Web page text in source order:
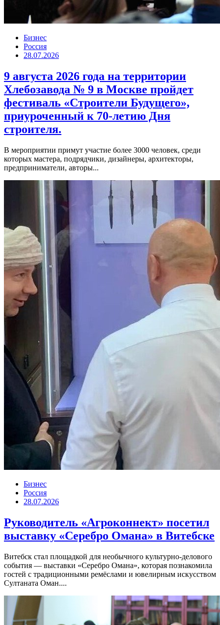
Бизнес
Россия
28.07.2026
9 августа 2026 года на территории
Хлебозавода № 9 в Москве пройдет
фестиваль «Строители Будущего»,
приуроченный к 70-летию Дня
строителя.
В мероприятии примут участие более 3000 человек, среди
которых мастера, подрядчики, дизайнеры, архитекторы,
предприниматели, авторы...
Бизнес
Россия
28.07.2026
Руководитель «Агроконнект» посетил
выставку «Серебро Омана» в Витебске
Витебск стал площадкой для необычного культурно-делового
события — выставки «Серебро Омана», которая познакомила
гостей с традиционными ремёслами и ювелирным искусством
Султаната Оман....